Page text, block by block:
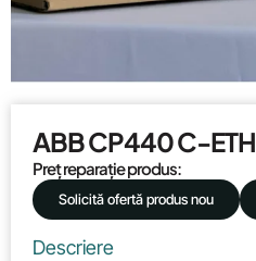
ABB CP440 C-ETH
Preț reparație produs:
Solicită ofertă produs nou
Descriere